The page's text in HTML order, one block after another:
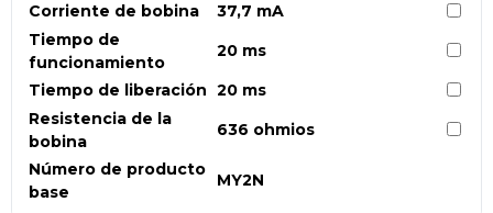
Corriente de bobina
37,7 mA
Tiempo de
funcionamiento
20 ms
Tiempo de liberación 20 ms
Resistencia de la
bobina
636 ohmios
Número de producto
base
MY2N